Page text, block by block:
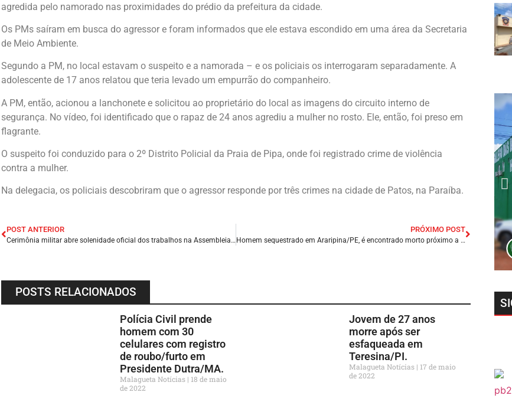
agredida pelo namorado nas proximidades do prédio da prefeitura da cidade.
Os PMs saíram em busca do agressor e foram informados que ele estava escondido em uma área da Secretaria
de Meio Ambiente.
Segundo a PM, no local estavam o suspeito e a namorada – e os policiais os interrogaram separadamente. A
adolescente de 17 anos relatou que teria levado um empurrão do companheiro.
A PM, então, acionou a lanchonete e solicitou ao proprietário do local as imagens do circuito interno de
segurança. No vídeo, foi identificado que o rapaz de 24 anos agrediu a mulher no rosto. Ele, então, foi preso em
flagrante.
O suspeito foi conduzido para o 2º Distrito Policial da Praia de Pipa, onde foi registrado crime de violência
contra a mulher.
Na delegacia, os policiais descobriram que o agressor responde por três crimes na cidade de Patos, na Paraíba.
POST ANTERIOR
Cerimônia militar abre solenidade oficial dos trabalhos na Assembleia Legislativa maranhense.
PRÓXIMO POST
Homem sequestrado em Araripina/PE, é encontrado morto próximo a cidade de Marcolândia/PI.
POSTS RELACIONADOS
Polícia Civil prende
homem com 30
celulares com registro
de roubo/furto em
Presidente Dutra/MA.
Malagueta Notícias
18 de maio
de 2022
Jovem de 27 anos
morre após ser
esfaqueada em
Teresina/PI.
Malagueta Notícias
17 de maio
de 2022